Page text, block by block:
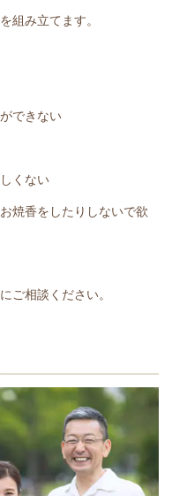
組み立てます。
できない
くない
焼香をしたりしないで欲
ご相談ください。